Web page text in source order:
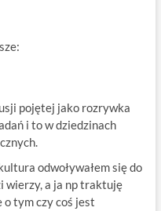
pojętej jako rozrywka
i to w dziedzinach
odwoływałem się do
wierzy, a ja np traktuję
tym czy coś jest